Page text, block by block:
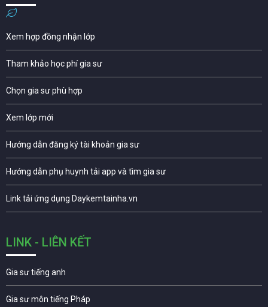
Xem hợp đồng nhận lớp
Tham khảo học phí gia sư
Chọn gia sư phù hợp
Xem lớp mới
Hướng dẫn đăng ký tài khoản gia sư
Hướng dẫn phụ huynh tải app và tìm gia sư
Link tải ứng dụng Daykemtainha.vn
LINK - LIÊN KẾT
Gia sư tiếng anh
Gia sư môn tiếng Pháp